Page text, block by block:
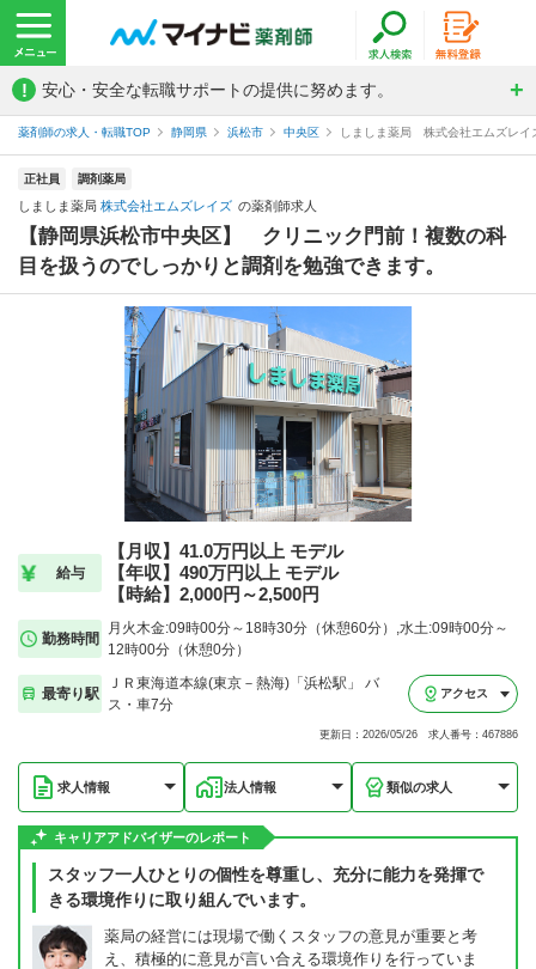
! 安心・安全な転職サポートの提供に努めます。
薬剤師の求人・転職TOP 静岡県 浜松市 中央区 しましま薬局 株式会社エムズレイ
正社員 調剤薬局
しましま薬局 株式会社エムズレイズ の薬剤師求人
【静岡県浜松市中央区】 クリニック門前！複数の科
目を扱うのでしっかりと調剤を勉強できます。
給与
【月収】41.0万円以上 モデル
【年収】490万円以上 モデル
【時給】2,000円～2,500円
勤務時間
月火木金:09時00分～18時30分（休憩60分）,水土:09時00分～
12時00分（休憩0分）
最寄り駅
ＪＲ東海道本線(東京－熱海)「浜松駅」 バ
ス・車7分
アクセス
更新日：2026/05/26 求人番号：467886
求人情報 法人情報 類似の求人
キャリアアドバイザーのレポート
スタッフ一人ひとりの個性を尊重し、充分に能力を発揮で
きる環境作りに取り組んでいます。
薬局の経営には現場で働くスタッフの意見が重要と考
え、積極的に意見が言い合える環境作りを行っていま